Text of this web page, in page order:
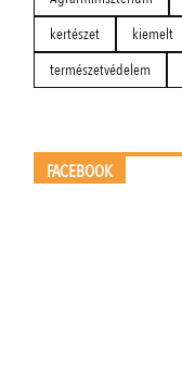
kertészet
kiemelt
természetvédelem
FACEBOOK